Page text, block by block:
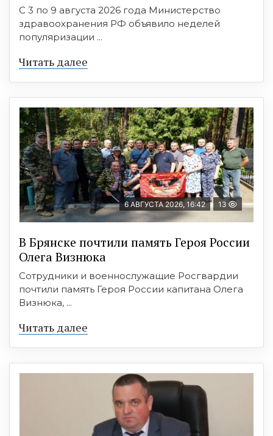
С 3 по 9 августа 2026 года Министерство
здравоохранения РФ объявило неделей
популяризации ...
Читать далее
6 АВГУСТА 2026, 16:42 13
В Брянске почтили память Героя России
Олега Визнюка
Сотрудники и военнослужащие Росгвардии
почтили память Героя России капитана Олега
Визнюка, ...
Читать далее